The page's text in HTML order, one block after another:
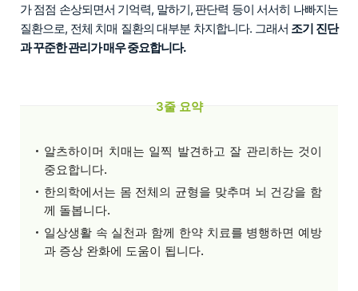
가 점점 손상되면서 기억력, 말하기, 판단력 등이 서서히 나빠지는
질환으로, 전체 치매 질환의 대부분 차지합니다. 그래서 조기 진단
과 꾸준한 관리가 매우 중요합니다.
3줄 요약
알츠하이머 치매는 일찍 발견하고 잘 관리하는 것이
중요합니다.
한의학에서는 몸 전체의 균형을 맞추며 뇌 건강을 함
께 돌봅니다.
일상생활 속 실천과 함께 한약 치료를 병행하면 예방
과 증상 완화에 도움이 됩니다.